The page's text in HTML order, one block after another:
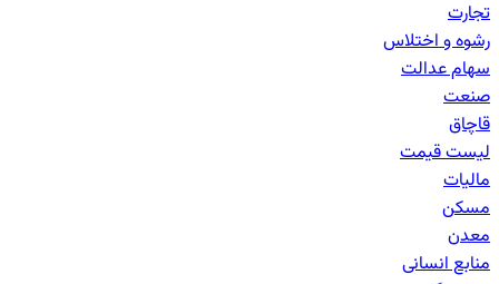
تجارت
رشوه و اختلاس
سهام عدالت
صنعت
قاچاق
لیست قیمت
مالیات
مسکن
معدن
منابع انسانی